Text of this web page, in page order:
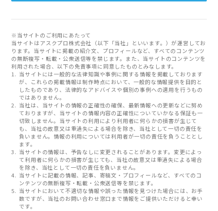
※当サイトのご利用にあたって
当サイトはアスクプロ株式会社（以下「当社」といいます。）が運営してお
ります。当サイトに掲載の紹介文、プロフィールなど、すべてのコンテンツ
の無断複写・転載・公衆送信等を禁じます。また、当サイトのコンテンツを
利用された場合、以下の免責事項に同意したものとみなします。
当サイトには一般的な法律知識や事例に関する情報を掲載しております
が、これらの掲載情報は制作時点において、一般的な情報提供を目的と
したものであり、法律的なアドバイスや個別の事例への適用を行うもの
ではありません。
当社は、当サイトの情報の正確性の確保、最新情報への更新などに努め
ておりますが、当サイトの情報内容の正確性についていかなる保証も一
切致しません。当サイトの利用により利用者に何らかの損害が生じて
も、当社の故意又は重過失による場合を除き、当社として一切の責任を
負いません。情報の利用については利用者が一切の責任を負うこととし
ます。
当サイトの情報は、予告なしに変更されることがあります。変更によっ
て利用者に何らかの損害が生じても、当社の故意又は重過失による場合
を除き、当社として一切の責任を負いません。
当サイトに記載の情報、記事、寄稿文・プロフィールなど、すべてのコ
ンテンツの無断複写・転載・公衆送信等を禁じます。
当サイトにおいて不適切な情報や誤った情報を見つけた場合には、お手
数ですが、当社のお問い合わせ窓口まで情報をご提供いただけると幸い
です。